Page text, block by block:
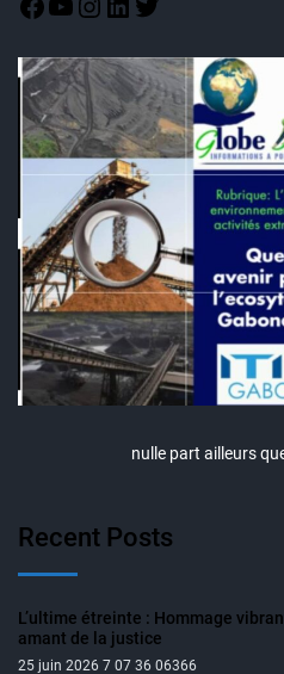
nulle part ailleurs
Recent Posts
L’ultime étreinte : Hommage
amant de la justice
25 juin 2026 7 07 36 06366